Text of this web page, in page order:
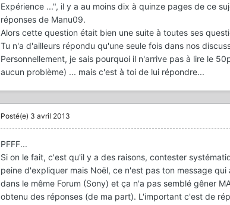
Expérience ...", il y a au moins dix à quinze pages de ce
réponses de Manu09.
Alors cette question était bien une suite à toutes ses
Tu n'a d'ailleurs répondu qu'une seule fois dans nos
Personnellement, je sais pourquoi il n'arrive pas à lire le
aucun problème) ... mais c'est à toi de lui répondre...
Posté(e) 3 avril 2013
PFFF...
Si on le fait, c'est qu'il y a des raisons, contester
peine d'expliquer mais Noël, ce n'est pas ton message
dans le même Forum (Sony) et ça n'a pas semblé gêner
obtenu des réponses (de ma part). L'important c'est de